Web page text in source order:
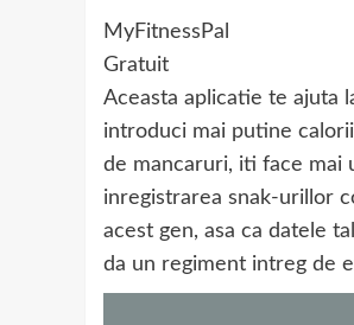
MyFitnessPal
Gratuit
Aceasta aplicatie te ajuta
introduci mai putine
de mancaruri, iti face mai
inregistrarea snak-urillor
acest gen, asa ca datele
da un regiment intreg de